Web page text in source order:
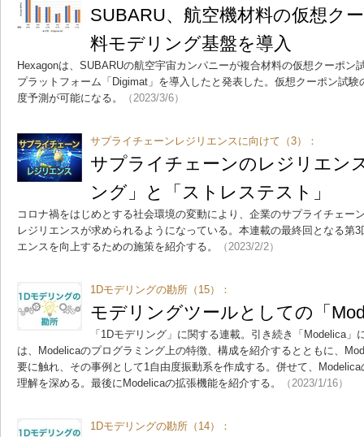
SUBARU、航空機材料の仮想ク
料モデリング基盤を導入
Hexagonは、SUBARUの航空宇宙カンパニーが複合材料の仮想クーポン
プラットフォーム「Digimat」を導入したと発表した。仮想クーポン試
度予測が可能になる。
（2023/3/6）
サプライチェーンレジリエンスに向けて（3）：
サプライチェーンのレジリエン
ング」と「ストレステスト」
コロナ禍をはじめとする社会環境の変動により、企業のサプライチェー
レジリエンスが求められるようになっている。本連載の最終回となる第
エンスを向上するための施策を紹介する。
（2023/2/2）
1Dモデリングの勘所（15）：
モデリングツールとしての「
「1Dモデリング」に関する連載。引き続き「Modelica
は、Modelicaのプログラミング上の特徴、構成を紹介するとともに、
要に触れ、その事例として1自由度振動系を作成する。併せて、
理解を深める。最後にModelicaの拡張機能を紹介する。
（2023/1/16）
1Dモデリングの勘所（14）：